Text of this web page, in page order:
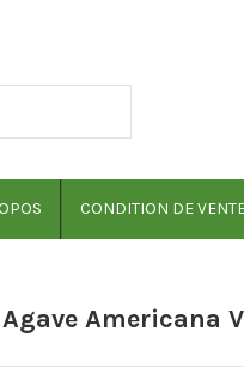
CONDITION DE
Americana